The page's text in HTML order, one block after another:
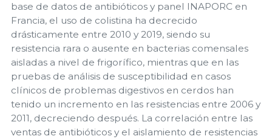
base de datos de antibióticos y panel INAPORC en
Francia, el uso de colistina ha decrecido
drásticamente entre 2010 y 2019, siendo su
resistencia rara o ausente en bacterias comensales
aisladas a nivel de frigorífico, mientras que en las
pruebas de análisis de susceptibilidad en casos
clínicos de problemas digestivos en cerdos han
tenido un incremento en las resistencias entre 2006 y
2011, decreciendo después. La correlación entre las
ventas de antibióticos y el aislamiento de resistencias